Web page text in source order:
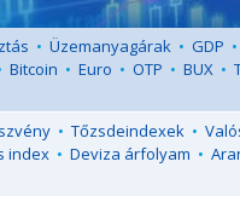
• Üzemanyagárak • GDP •
Bitcoin • Euro • OTP • BUX •
• Tőzsdeindexek •
index • Deviza árfolyam •